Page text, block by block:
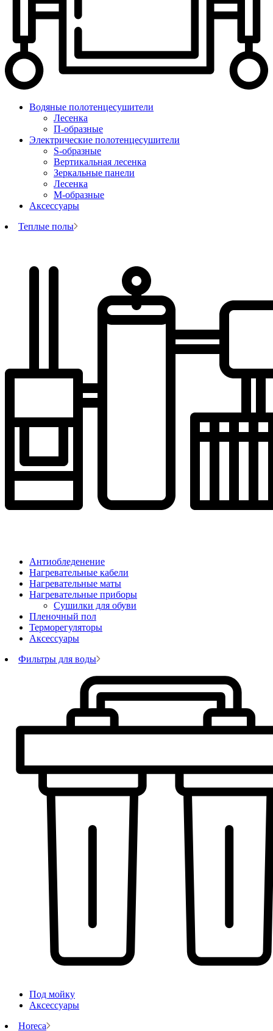
Водяные полотенцесушители
Лесенка
П-образные
Электрические полотенцесушители
S-образные
Вертикальная лесенка
Зеркальные панели
Лесенка
М-образные
Аксессуары
Теплые полы
Антиобледенение
Нагревательные кабели
Нагревательные маты
Нагревательные приборы
Сушилки для обуви
Пленочный пол
Терморегуляторы
Аксессуары
Фильтры для воды
Под мойку
Аксессуары
Horeca